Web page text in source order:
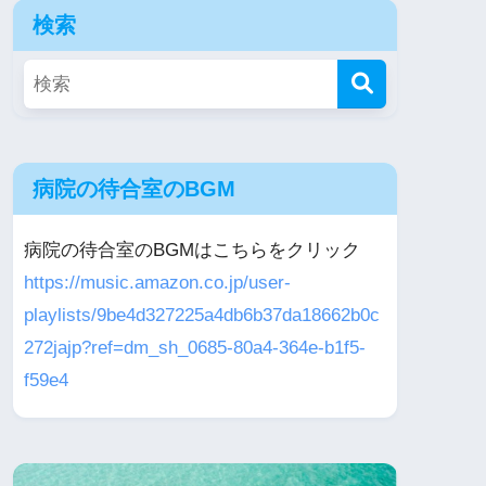
検索
病院の待合室のBGM
病院の待合室のBGMはこちらをクリック
https://music.amazon.co.jp/user-
playlists/9be4d327225a4db6b37da18662b0c
272jajp?ref=dm_sh_0685-80a4-364e-b1f5-
f59e4